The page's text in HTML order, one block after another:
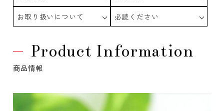
お取り扱いについて
必読ください
Product Information
商品情報